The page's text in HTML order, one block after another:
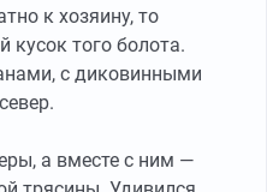
к хозяину, то
кусок того болота.
с диковинными
а вместе с ним —